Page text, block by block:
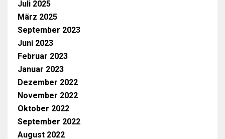
Juli 2025
März 2025
September 2023
Juni 2023
Februar 2023
Januar 2023
Dezember 2022
November 2022
Oktober 2022
September 2022
August 2022